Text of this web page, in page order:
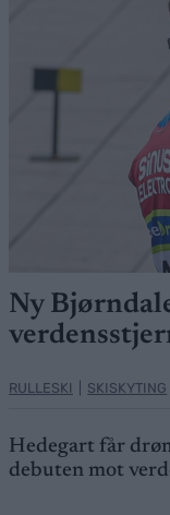
Ny
RULLESKI SKISKYTING
Hedegart får
debuten mot